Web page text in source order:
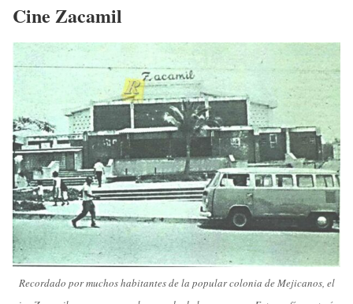
Cine Zacamil
Recordado por muchos habitantes de la popular colonia de Mejicanos, el